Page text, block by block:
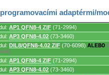
adaptérmi/
AP1 QFN8-4 ZIF (71-2994)
AP3 QFN8-4.02 (73-3460)
DIL8/QFN8-4.02 ZIF (70-6098) ALEBO
AP1 QFN8-4 ZIF (71-2994)
AP3 QFN8-4.02 (73-3460)